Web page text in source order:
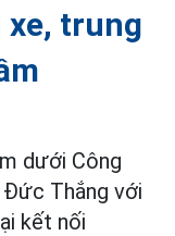
xe, trung
dưới Công
Thắng với
kết nối